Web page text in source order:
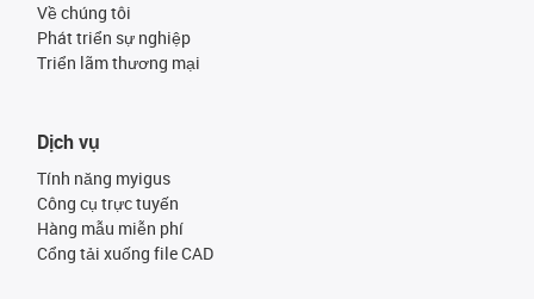
Về chúng tôi
Phát triển sự nghiệp
Triển lãm thương mại
Dịch vụ
Tính năng myigus
Công cụ trực tuyến
Hàng mẫu miễn phí
Cổng tải xuống file CAD